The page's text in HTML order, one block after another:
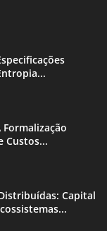
Custos...
Capital